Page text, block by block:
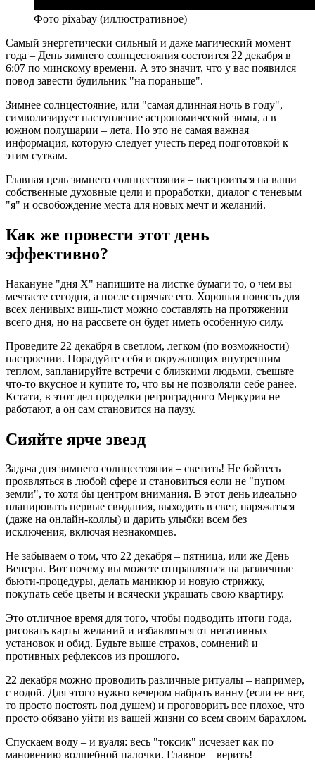
Фото pixabay (иллюстративное)
Самый энергетически сильный и даже магический момент
года – День зимнего солнцестояния состоится 22 декабря в
6:07 по минскому времени. А это значит, что у вас появился
повод завести будильник "на пораньше".
Зимнее солнцестояние, или "самая длинная ночь в году",
символизирует наступление астрономической зимы, а в
южном полушарии – лета. Но это не самая важная
информация, которую следует учесть перед подготовкой к
этим суткам.
Главная цель зимнего солнцестояния – настроиться на ваши
собственные духовные цели и проработки, диалог с теневым
"я" и освобождение места для новых мечт и желаний.
Как же провести этот день
эффективно?
Накануне "дня Х" напишите на листке бумаги то, о чем вы
мечтаете сегодня, а после спрячьте его. Хорошая новость для
всех ленивых: виш-лист можно составлять на протяжении
всего дня, но на рассвете он будет иметь особенную силу.
Проведите 22 декабря в светлом, легком (по возможности)
настроении. Порадуйте себя и окружающих внутренним
теплом, запланируйте встречи с близкими людьми, съешьте
что-то вкусное и купите то, что вы не позволяли себе ранее.
Кстати, в этот дел проделки ретроградного Меркурия не
работают, а он сам становится на паузу.
Сияйте ярче звезд
Задача дня зимнего солнцестояния – светить! Не бойтесь
проявляться в любой сфере и становиться если не "пупом
земли", то хотя бы центром внимания. В этот день идеально
планировать первые свидания, выходить в свет, наряжаться
(даже на онлайн-коллы) и дарить улыбки всем без
исключения, включая незнакомцев.
Не забываем о том, что 22 декабря – пятница, или же День
Венеры. Вот почему вы можете отправляться на различные
бьюти-процедуры, делать маникюр и новую стрижку,
покупать себе цветы и всячески украшать свою квартиру.
Это отличное время для того, чтобы подводить итоги года,
рисовать карты желаний и избавляться от негативных
установок и обид. Будьте выше страхов, сомнений и
противных рефлексов из прошлого.
22 декабря можно проводить различные ритуалы – например,
с водой. Для этого нужно вечером набрать ванну (если ее нет,
то просто постоять под душем) и проговорить все плохое, что
просто обязано уйти из вашей жизни со всем своим барахлом.
Спускаем воду – и вуаля: весь "токсик" исчезает как по
мановению волшебной палочки. Главное – верить!